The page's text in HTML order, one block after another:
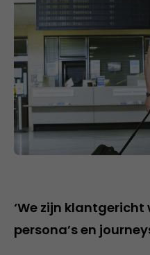
‘We zijn
persona’s en